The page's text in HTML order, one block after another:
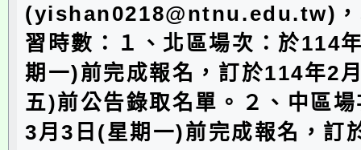
(yishan0218@ntnu.edu.tw)，
習時數：１、北區場次：於114
期一)前完成報名，訂於114年2
五)前公告錄取名單。２、中區
3月3日(星期一)前完成報名，訂